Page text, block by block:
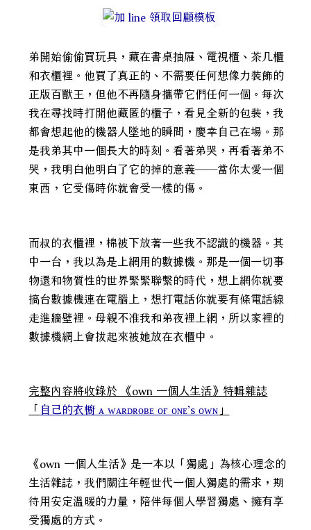
弟開始偷偷買玩具，藏在書桌抽屜、電視櫃、茶几櫃
和衣櫃裡。他買了真正的、不需要任何想像力裝飾的
正版百獸王，但他不再隨身攜帶它們任何一個。每次
我在尋找時打開他藏匿的櫃子，看見全新的包裝，我
都會想起他的機器人墜地的瞬間，慶幸自己在場。那
是我弟其中一個長大的時刻。看著弟哭，再看著弟不
哭，我明白他明白了它的掉的意義——當你太愛一個
東西，它受傷時你就會受一樣的傷。
而叔的衣櫃裡，棉被下放著一些我不認識的機器。其
中一台，我以為是上網用的數據機。那是一個一切事
物還和物質性的世界緊緊聯繫的時代，想上網你就要
搞台數據機連在電腦上，想打電話你就要有條電話線
走進牆壁裡。母親不准我和弟夜裡上網，所以家裡的
數據機網上會拔起來被她放在衣櫃中。
完整內容將收錄於 《own 一個人生活》特輯雜誌
「
自己的衣櫥 ᴀ ᴡᴀʀᴅʀᴏʙᴇ ᴏғ ᴏɴᴇ’s ᴏᴡɴ 」
《own 一個人生活》是一本以「獨處」為核心理念的
生活雜誌，我們關注年輕世代一個人獨處的需求，期
待用安定溫暖的力量，陪伴每個人學習獨處、擁有享
受獨處的方式。